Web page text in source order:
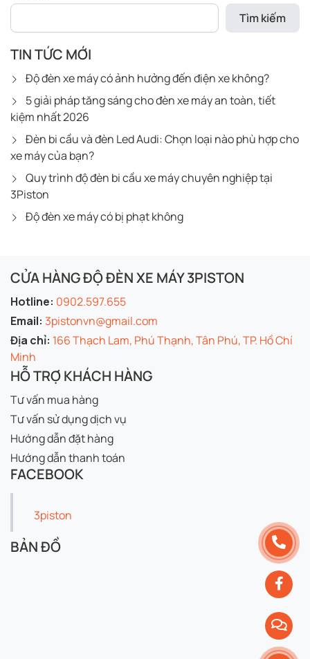
Tìm kiếm
TIN TỨC MỚI
Độ đèn xe máy có ảnh hưởng đến điện xe không?
5 giải pháp tăng sáng cho đèn xe máy an toàn, tiết
kiệm nhất 2026
Đèn bi cầu và đèn Led Audi: Chọn loại nào phù hợp cho
xe máy của bạn?
Quy trình độ đèn bi cầu xe máy chuyên nghiệp tại
3Piston
Độ đèn xe máy có bị phạt không
CỬA HÀNG ĐỘ ĐÈN XE MÁY 3PISTON
Hotline: 0902.597.655
Email: 3pistonvn@gmail.com
Địa chỉ: 166 Thạch Lam, Phú Thạnh, Tân Phú, TP. Hồ Chí
Minh
HỖ TRỢ KHÁCH HÀNG
Tư vấn mua hàng
Tư vấn sử dụng dịch vụ
Hướng dẫn đặt hàng
Hướng dẫn thanh toán
FACEBOOK
3piston
BẢN ĐỒ